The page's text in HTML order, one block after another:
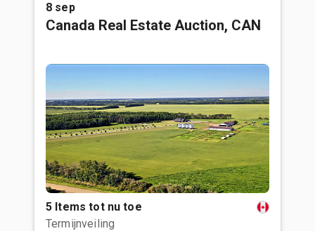
8 sep
Canada Real Estate Auction, CAN
5 Items tot nu toe
Termijnveiling